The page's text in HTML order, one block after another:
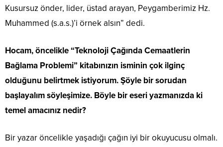
Kusursuz önder, lider, üstad arayan, Peygamberimiz Hz.
Muhammed (s.a.s.)’i örnek alsın” dedi.
Hocam, öncelikle “Teknoloji Çağında Cemaatlerin
Bağlama Problemi” kitabınızın isminin çok ilginç
olduğunu belirtmek istiyorum. Şöyle bir sorudan
başlayalım söyleşimize. Böyle bir eseri yazmanızda ki
temel amacınız nedir?
Bir yazar öncelikle yaşadığı çağın iyi bir okuyucusu olmalı.